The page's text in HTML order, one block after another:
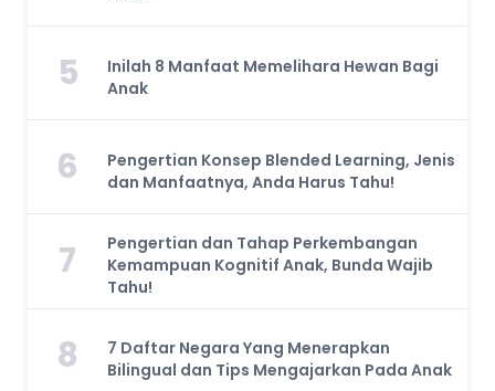
5
Inilah 8 Manfaat Memelihara Hewan Bagi
Anak
6
Pengertian Konsep Blended Learning, Jenis
dan Manfaatnya, Anda Harus Tahu!
7
Pengertian dan Tahap Perkembangan
Kemampuan Kognitif Anak, Bunda Wajib
Tahu!
8
7 Daftar Negara Yang Menerapkan
Bilingual dan Tips Mengajarkan Pada Anak